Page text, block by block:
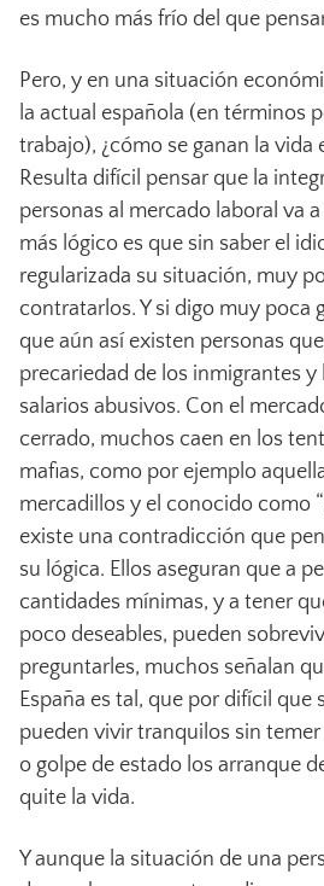
es mucho más frío del que
Pero, y en una situación
la actual española (en términos
trabajo), ¿cómo se ganan la vida
Resulta difícil pensar que la
personas al mercado laboral va
más lógico es que sin saber el
regularizada su situación, muy
contratarlos. Y si digo muy poca
que aún así existen personas
precariedad de los inmigrantes
salarios abusivos. Con el
cerrado, muchos caen en los
mafias, como por ejemplo
mercadillos y el conocido como
existe una contradicción que
su lógica. Ellos aseguran que a
cantidades mínimas, y a tener
poco deseables, pueden
preguntarles, muchos señalan
España es tal, que por difícil que
pueden vivir tranquilos sin temer
o golpe de estado los arranque
quite la vida.
Y aunque la situación de una